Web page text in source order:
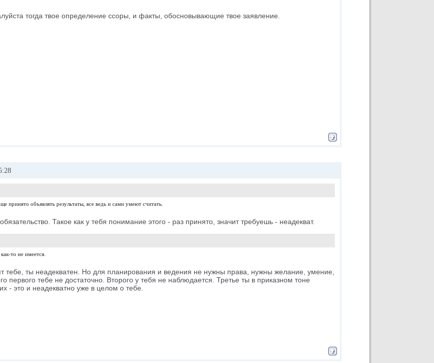
тогда твое определение ссоры, и факты, обосновывающие твое заявление.
принято объявлять результаты, все ведь и сами умеют считать.
Такое как у тебя понимание этого - раз принято, значит требуешь - неадекват.
то не имеется.
тебе, ты неадекватен. Но для планирования и ведения не нужны права, нужны желание, умение,
первого тебе не достаточно. Второго у тебя не наблюдается. Третье ты в приказном тоне
- это и неадекватно уже в целом о тебе.